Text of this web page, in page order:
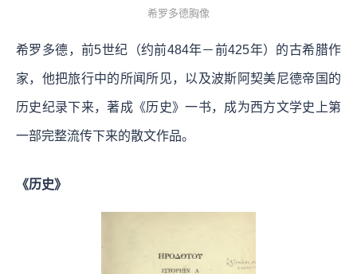
希罗多德胸像
希罗多德，前5世纪（约前484年－前425年）的古希腊作
家，他把旅行中的所闻所见，以及波斯阿契美尼德帝国的
历史纪录下来，著成《历史》一书，成为西方文学史上第
一部完整流传下来的散文作品。
《历史》